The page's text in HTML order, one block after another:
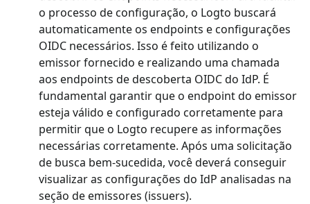
o processo de configuração, o Logto buscará
automaticamente os endpoints e configurações
OIDC necessários. Isso é feito utilizando o
emissor fornecido e realizando uma chamada
aos endpoints de descoberta OIDC do IdP. É
fundamental garantir que o endpoint do emissor
esteja válido e configurado corretamente para
permitir que o Logto recupere as informações
necessárias corretamente. Após uma solicitação
de busca bem-sucedida, você deverá conseguir
visualizar as configurações do IdP analisadas na
seção de emissores (issuers).